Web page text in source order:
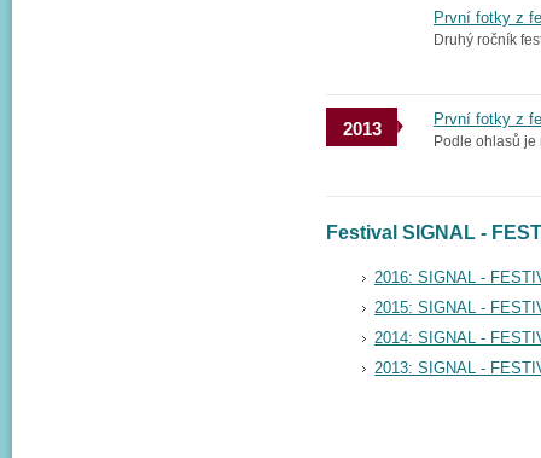
První fotky z
Druhý ročník
2013 První fotky z
Podle ohlasů
Festival SIGNAL -
2016: SIGNAL -
2015: SIGNAL -
2014: SIGNAL -
2013: SIGNAL -